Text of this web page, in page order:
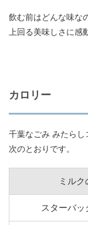
飲む前はどんな味な
上回る美味しさに感
カロリー
千葉なごみ みたら
次のとおりです。
ミル
スターバッ